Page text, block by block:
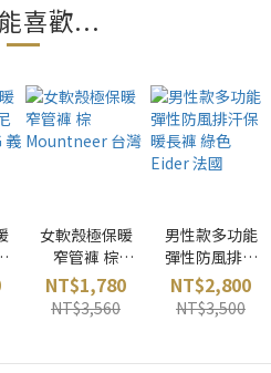
喜歡...
女軟殼極保暖
窄管褲 棕
Mountneer
台灣
NT$1,780
NT$3,560
男性款多功能
彈性防風排汗
保暖長褲 綠色
Eider 法國
NT$2,800
NT$3,500